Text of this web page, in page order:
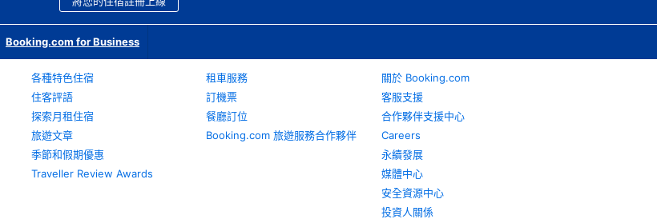
Booking.com for Business
各種特色住宿
住客評語
探索月租住宿
旅遊文章
季節和假期優惠
Traveller Review Awards
租車服務
訂機票
餐廳訂位
Booking.com 旅遊服務合作夥伴
關於 Booking.com
客服支援
合作夥伴支援中心
Careers
永續發展
媒體中心
安全資源中心
投資人關係